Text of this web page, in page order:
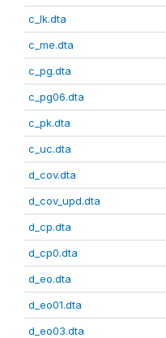
c_lk.dta
c_me.dta
c_pg.dta
c_pg06.dta
c_pk.dta
c_uc.dta
d_cov.dta
d_cov_upd.dta
d_cp.dta
d_cp0.dta
d_eo.dta
d_eo01.dta
d_eo03.dta